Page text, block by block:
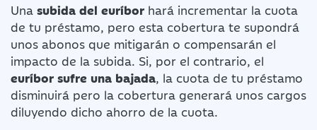
Una subida del euríbor hará incrementar la cuota
de tu préstamo, pero esta cobertura te supondrá
unos abonos que mitigarán o compensarán el
impacto de la subida. Si, por el contrario, el
euríbor sufre una bajada, la cuota de tu préstamo
disminuirá pero la cobertura generará unos cargos
diluyendo dicho ahorro de la cuota.